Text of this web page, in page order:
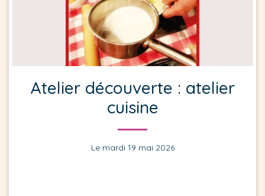
Atelier découverte : atelier
cuisine
Le mardi 19 mai 2026